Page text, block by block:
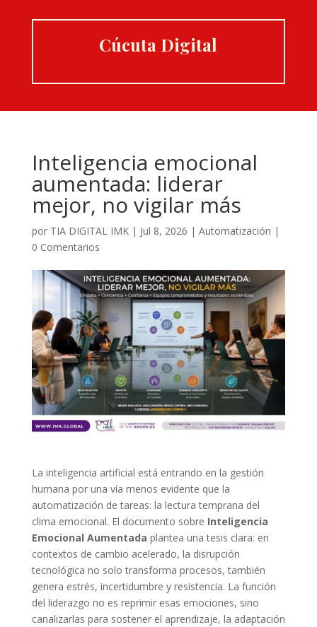
Cúcuta Digital
Inteligencia emocional
aumentada: liderar
mejor, no vigilar más
por TIA DIGITAL IMK| Jul 8, 2026 | Automatización |
0 Comentarios
La inteligencia artificial está entrando en la gestión
humana por una vía menos evidente que la
automatización de tareas: la lectura temprana del
clima emocional. El documento sobre Inteligencia
Emocional Aumentada plantea una tesis clara: en
contextos de cambio acelerado, la disrupción
tecnológica no solo transforma procesos, también
genera estrés, incertidumbre y resistencia. La función
del liderazgo no es reprimir esas emociones, sino
canalizarlas para sostener el aprendizaje, la adaptación